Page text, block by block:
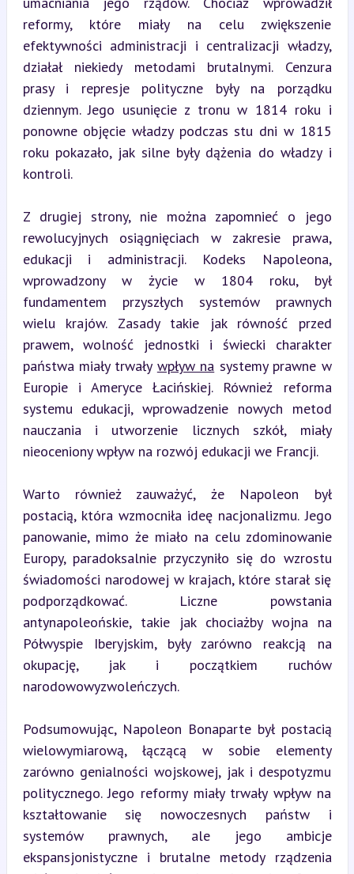
reformy, które miały na celu zwiększenie
efektywności administracji i centralizacji władzy,
działał niekiedy metodami brutalnymi. Cenzura
prasy i represje polityczne były na porządku
dziennym. Jego usunięcie z tronu w 1814 roku i
ponowne objęcie władzy podczas stu dni w 1815
roku pokazało, jak silne były dążenia do władzy i
kontroli.
Z drugiej strony, nie można zapomnieć o jego
rewolucyjnych osiągnięciach w zakresie prawa,
edukacji i administracji. Kodeks Napoleona,
wprowadzony w życie w 1804 roku, był
fundamentem przyszłych systemów prawnych
wielu krajów. Zasady takie jak równość przed
prawem, wolność jednostki i świecki charakter
państwa miały trwały wpływ na systemy prawne w
Europie i Ameryce Łacińskiej. Również reforma
systemu edukacji, wprowadzenie nowych metod
nauczania i utworzenie licznych szkół, miały
nieoceniony wpływ na rozwój edukacji we Francji.
Warto również zauważyć, że Napoleon był
postacią, która wzmocniła ideę nacjonalizmu. Jego
panowanie, mimo że miało na celu zdominowanie
Europy, paradoksalnie przyczyniło się do wzrostu
świadomości narodowej w krajach, które starał się
podporządkować. Liczne powstania
antynapoleońskie, takie jak chociażby wojna na
Półwyspie Iberyjskim, były zarówno reakcją na
okupację, jak i początkiem ruchów
narodowowyzwoleńczych.
Podsumowując, Napoleon Bonaparte był postacią
wielowymiarową, łączącą w sobie elementy
zarówno genialności wojskowej, jak i despotyzmu
politycznego. Jego reformy miały trwały wpływ na
kształtowanie się nowoczesnych państw i
systemów prawnych, ale jego ambicje
ekspansjonistyczne i brutalne metody rządzenia